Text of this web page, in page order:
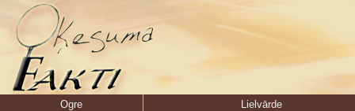
Ogre
Lielvārde